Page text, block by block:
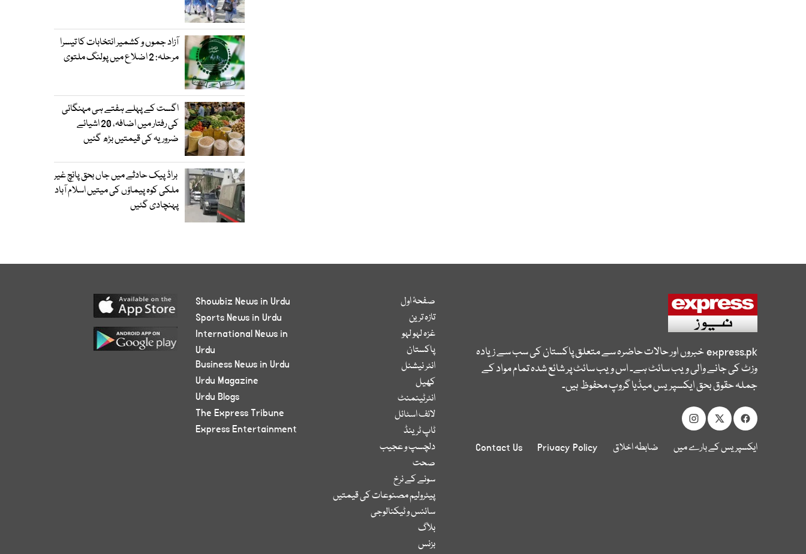
آزاد جموں و کشمیر انتخابات کا تیسرا
مرحلہ: 2 اضلاع میں پولنگ ملتوی
اگست کے پہلے ہفتے ہی مہنگائی
کی رفتار میں اضافہ، 20 اشیائے
ضروریہ کی قیمتیں بڑھ گئیں
براڈ پیک حادثے میں جاں بحق پانچ غیر
ملکی کوہ پیماؤں کی میتیں اسلام آباد
پہنچادی گئیں
express.pkخبروں اور حالات حاضرہ سے متعلق پاکستان کی سب سے زیادہ
وزٹ کی جانے والی ویب سائٹ ہے۔ اس ویب سائٹ پر شائع شدہ تمام مواد کے
جملہ حقوق بحق ایکسپریس میڈیا گروپ محفوظ ہیں۔
ایکسپریس کے بارے میں ضابطہ اخلاق Privacy Policy
Contact Us
صفحۂ اول
تازہ ترین
غزہ لہو لہو
پاکستان
انٹر نیشنل
کھیل
انٹرٹینمنٹ
لائف اسٹائل
ٹاپ ٹرینڈ
دلچسپ و عجیب
صحت
سونے کے نرخ
پیٹرولیم مصنوعات کی قیمتیں
سائنس و ٹیکنالوجی
بلاگ
بزنس
Showbiz News in Urdu
Sports News in Urdu
International News in
Urdu
Business News in Urdu
Urdu Magazine
Urdu Blogs
The Express Tribune
Express Entertainment